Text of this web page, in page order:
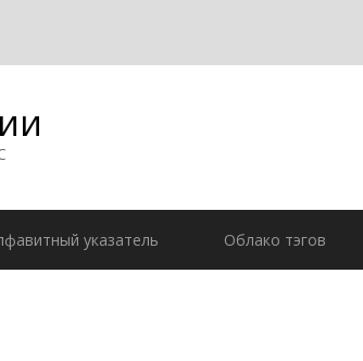
указатель Облако тэгов